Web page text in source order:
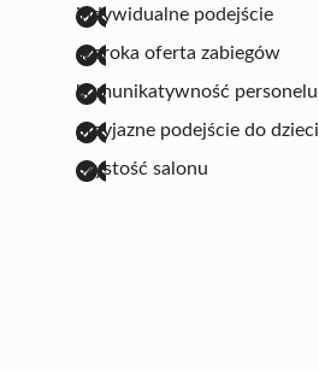
indywidualne podejście
szeroka oferta zabiegów
komunikatywność personelu
przyjazne podejście do dzieci
czystość salonu